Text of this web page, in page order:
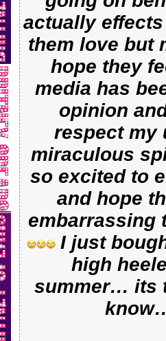
actually
them love but
hope they
media has
opinion
respect my
miraculous
so excited to
and hope
embarrassing
I just
high
summer… its